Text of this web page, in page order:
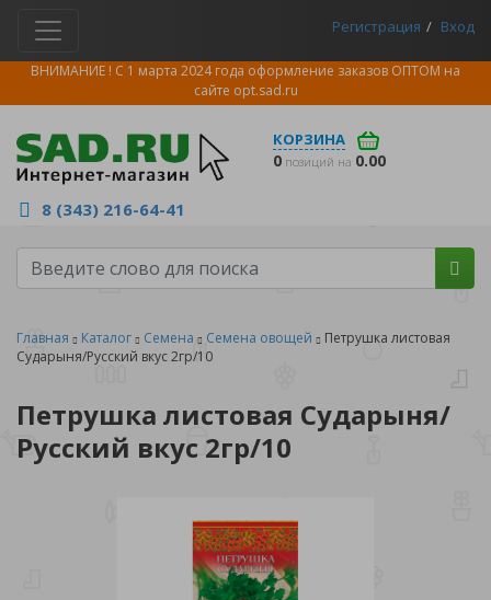
Регистрация Вход
ВНИМАНИЕ ! С 1 марта 2024 года оформление заказов ОПТОМ на
сайте opt.sad.ru
КОРЗИНА
0 позиций на 0.00
8 (343) 216-64-41
Главная Каталог Семена Семена овощей
Петрушка листовая
Сударыня/Русский вкус 2гр/10
Петрушка листовая Сударыня/
Русский вкус 2гр/10